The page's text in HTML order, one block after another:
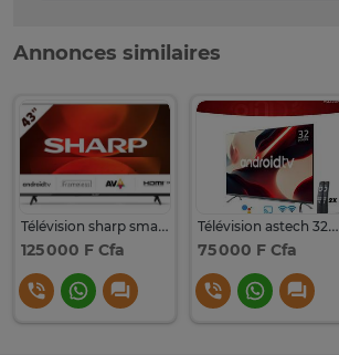
Annonces similaires
Télévision sharp smart tv Google 43pouce neuf
125 000 F Cfa
Télévision astech 32pouce smart tv Google
75 000 F Cfa